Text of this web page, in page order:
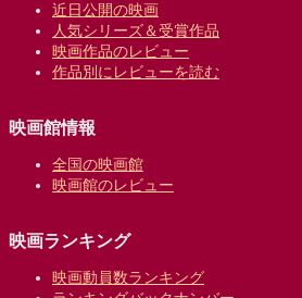
近日公開の映画
人気シリーズ＆受賞作品
映画作品のレビュー
作品別にレビューを読む
映画館情報
全国の映画館
映画館のレビュー
映画ランキング
映画動員数ランキング